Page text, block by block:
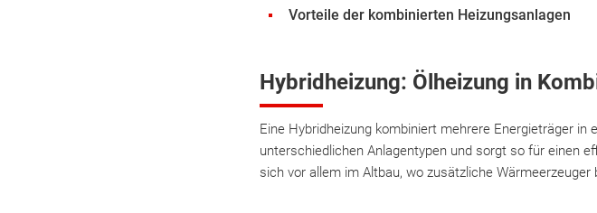
Vorteile der kombinierten Heizungsanlagen
Hybridheizung: Ölheizung in
Eine Hybridheizung kombiniert mehrere Energieträger in
unterschiedlichen Anlagentypen und sorgt so für einen
sich vor allem im Altbau, wo zusätzliche